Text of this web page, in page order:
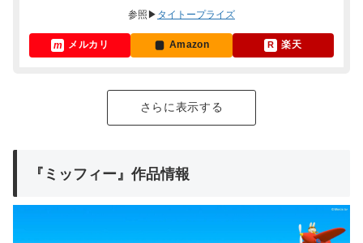
参照▶ タイトープライズ
メルカリ Amazon 楽天
さらに表示する
『ミッフィー』作品情報